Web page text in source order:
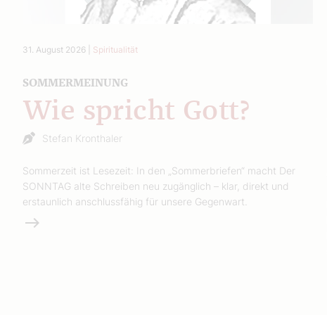
31. August 2026 Spiritualität
SOMMERMEINUNG
Wie spricht Gott?
Stefan Kronthaler
Sommerzeit ist Lesezeit: In den „Sommerbriefen“ macht Der
SONNTAG alte Schreiben neu zugänglich – klar, direkt und
erstaunlich anschlussfähig für unsere Gegenwart.
Weiterlesen